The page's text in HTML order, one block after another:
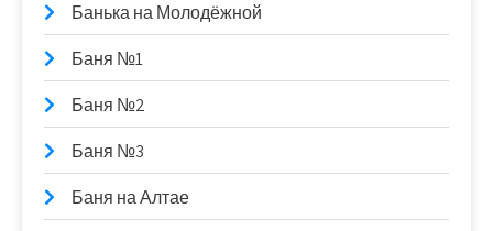
Банька на Молодёжной
Баня №1
Баня №2
Баня №3
Баня на Алтае